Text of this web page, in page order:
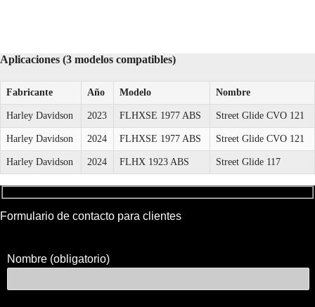
Aplicaciones (3 modelos compatibles)
Fabricante Año Modelo Nombre
Harley Davidson 2023 FLHXSE 1977 ABS Street Glide CVO 121
Harley Davidson 2024 FLHXSE 1977 ABS Street Glide CVO 121
Harley Davidson 2024 FLHX 1923 ABS Street Glide 117
Formulario de contacto para clientes
Nombre (obligatorio)